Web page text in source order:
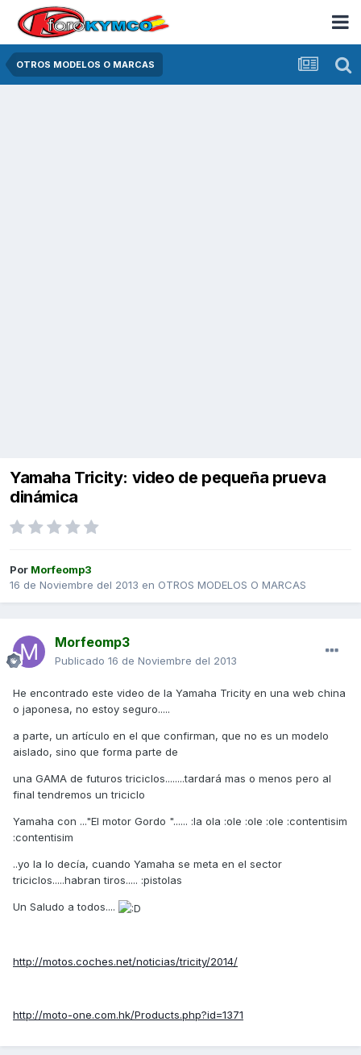
OTROS MODELOS O MARCAS
Yamaha Tricity: video de pequeña prueva
dinámica
Por Morfeomp3
16 de Noviembre del 2013 en OTROS MODELOS O MARCAS
Morfeomp3
Publicado 16 de Noviembre del 2013
He encontrado este video de la Yamaha Tricity en una web china
o japonesa, no estoy seguro.....
a parte, un artículo en el que confirman, que no es un modelo
aislado, sino que forma parte de
una GAMA de futuros triciclos........tardará mas o menos pero al
final tendremos un triciclo
Yamaha con ..."El motor Gordo "...... :la ola :ole :ole :ole :contentisim
:contentisim
..yo la lo decía, cuando Yamaha se meta en el sector
triciclos.....habran tiros..... :pistolas
Un Saludo a todos....
http://motos.coches.net/noticias/tricity/2014/
http://moto-one.com.hk/Products.php?id=1371